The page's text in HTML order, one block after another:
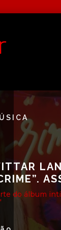
do álbum